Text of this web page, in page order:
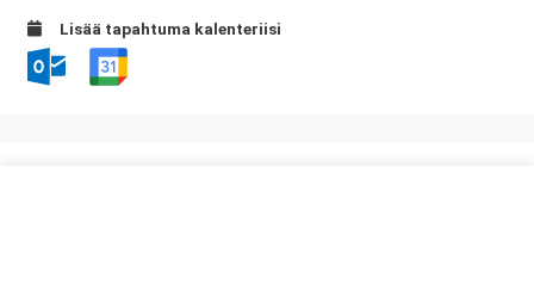
Lisää tapahtuma kalenteriisi